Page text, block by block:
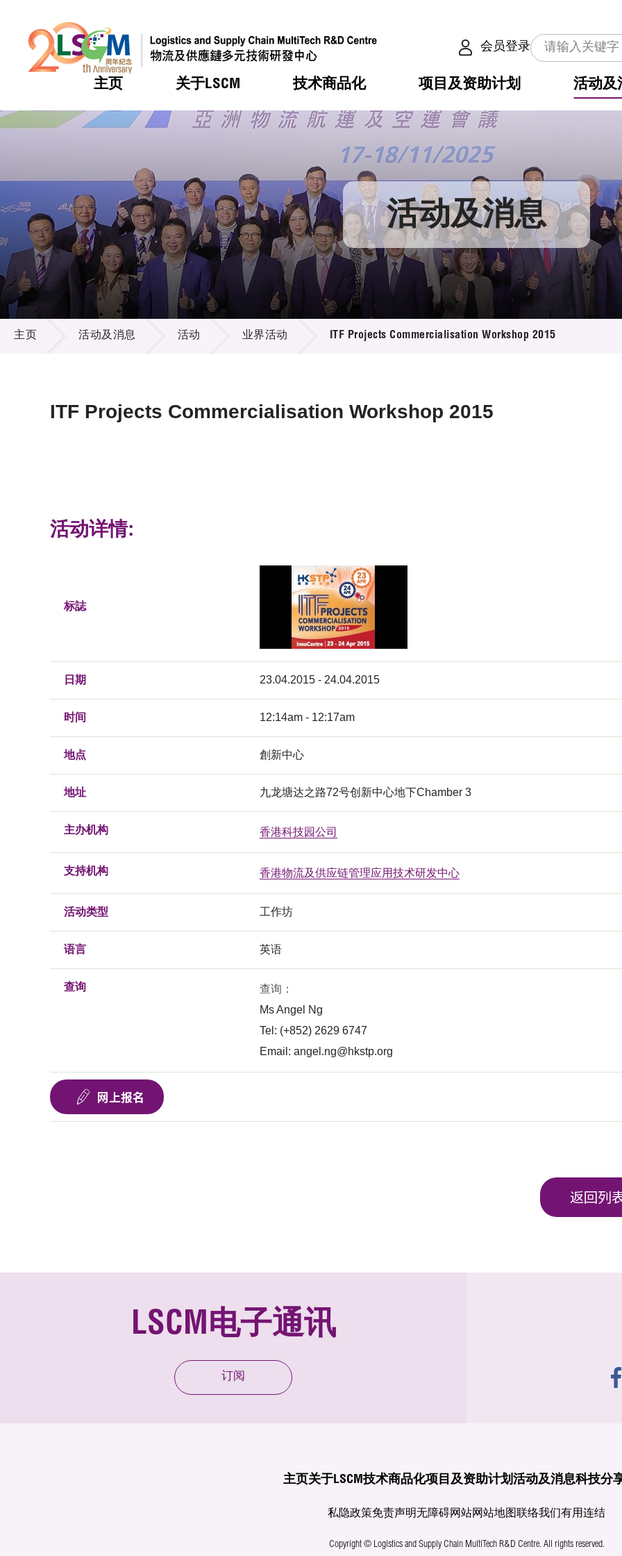
会员登录
主页 关于LSCM
热门 机构简介
组织架构
组织架构
董事局
研究顾问
招标通告
技术商品化
热门 服务
可获授权之技术
应用于公共服务之创新技术
重点项目
项目及资助计划
热门 合作计划
资助计划
资助计划
税务优惠
申请
评审
征求研发项目计划书
项目资料库
活动及
热门 活动
奖项
新闻中心
媒体报导
新闻稿
资讯中心
多媒体
出版刊物
热门 会籍及服务
会员列表
会员登入 活动及消息
活动及消息
主页 活动及消息 活动 业界活动 ITF Projects Commercialisation Workshop 2015
ITF Projects Commercialisation Workshop 2015
活动详情:
标誌
日期 23.04.2015 - 24.04.2015
时间 12:14am - 12:17am
地点 創新中心
地址 九龙塘达之路72号创新中心地下Chamber 3
主办机构 香港科技园公司
支持机构 香港物流及供应链管理应用技术研发中心
活动类型 工作坊
语言 英语
查询 查询：
Ms Angel Ng
Tel: (+852) 2629 6747
Email: angel.ng@hkstp.org
网上报名
返回列
LSCM电子通讯
订阅
主页关于LSCM技术商品化项目及资助计划活动及消息科技分
私隐政策免责声明无障碍网站网站地图联络我们有用连结
Copyright © Logistics and Supply Chain MultiTech R&D Centre. All rights reserved.